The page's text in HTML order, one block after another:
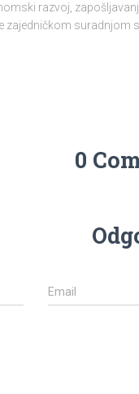
razvoj,
zajedničkom
0
Email